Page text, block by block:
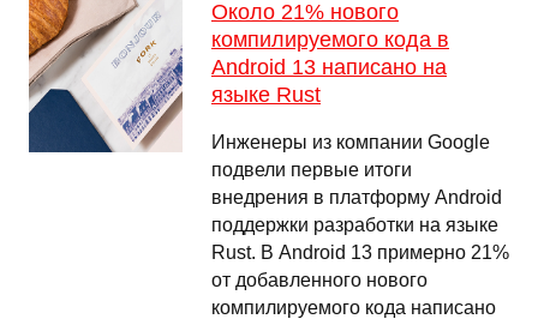
Около 21% нового
компилируемого кода в
Android 13 написано на
языке Rust
Инженеры из компании Google
подвели первые итоги
внедрения в платформу Android
поддержки разработки на языке
Rust. В Android 13 примерно 21%
от добавленного нового
компилируемого кода написано